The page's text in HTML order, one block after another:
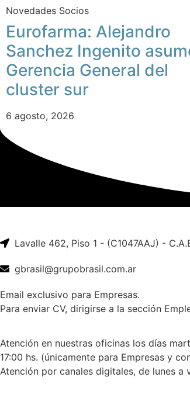
Novedades Socios
Eurofarma: Alejandro
Sanchez Ingenito
Gerencia General del
cluster sur
6 agosto, 2026
Lavalle 462, Piso 1 - (C1047AAJ) -
gbrasil@grupobrasil.com.ar
Email exclusivo para Empresas.
Para enviar CV, dirigirse a la sección
Atención en nuestras oficinas los días
17:00 hs. (únicamente para Empresas y
Atención por canales digitales, de lunes a